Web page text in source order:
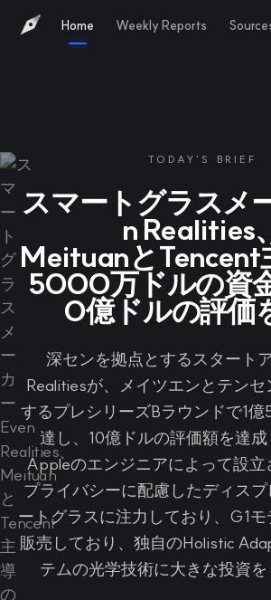
Home Weekly Reports
TODAY'S BRIEF
スマートグラスメ
n Realities、
MeituanとTencent
5000万ドルの資
0億ドルの評価
深センを拠点とするスタート
Realitiesが、メイツエンとテンセ
するプレシリーズBラウンドで1
達し、10億ドルの評価額を達
Appleのエンジニアによって設立
プライバシーに配慮したディス
ートグラスに注力しており、G1モ
販売しており、独自のHolistic
テムの光学技術に大きな投資を